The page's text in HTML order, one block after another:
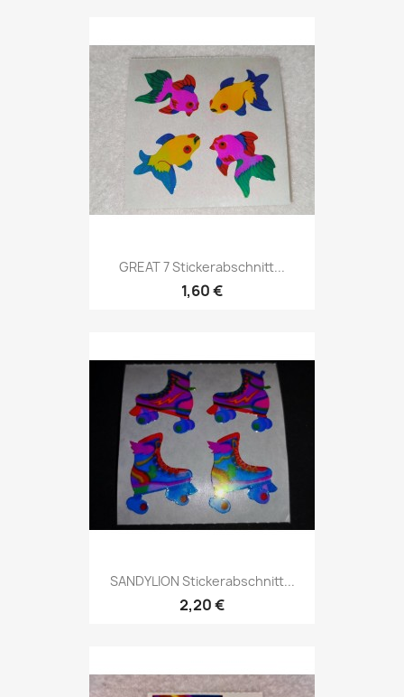
GREAT 7 Stickerabschnitt...
1,60 €
SANDYLION Stickerabschnitt...
2,20 €